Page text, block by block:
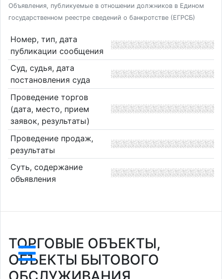
Объявления, публикуемые в отношении должников в Едином
государственном реестре сведений о банкротстве (ЕГРСБ)
Номер, тип, дата
публикации сообщения
Суд, судья, дата
постановления суда
Проведение торгов
(дата, место, прием
заявок, результаты)
Проведение продаж,
результаты
Суть, содержание
объявления
ТОРГОВЫЕ ОБЪЕКТЫ,
ОБЪЕКТЫ БЫТОВОГО